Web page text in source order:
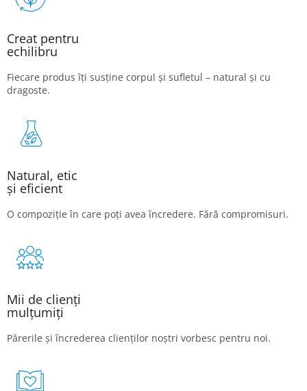
Creat pentru
echilibru
Fiecare produs îți susține corpul și sufletul – natural și cu
dragoste.
Natural, etic
și eficient
O compoziție în care poți avea încredere. Fără compromisuri.
Mii de clienți
mulțumiți
Părerile și încrederea clienților noștri vorbesc pentru noi.